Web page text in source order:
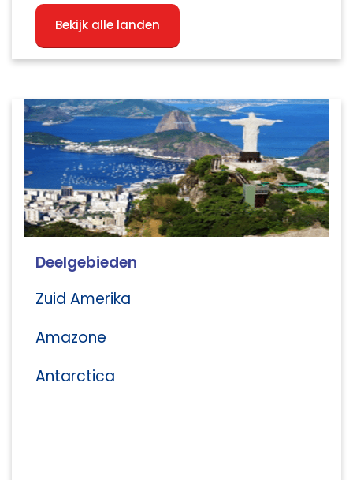
Bekijk alle landen
Deelgebieden
Zuid Amerika
Amazone
Antarctica